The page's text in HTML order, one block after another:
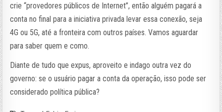
crie “provedores públicos de Internet”, então alguém pagará a
conta no final para a iniciativa privada levar essa conexão, seja
4G ou 5G, até a fronteira com outros países. Vamos aguardar
para saber quem e como.
Diante de tudo que expus, aproveito e indago outra vez do
governo: se o usuário pagar a conta da operação, isso pode ser
considerado política pública?